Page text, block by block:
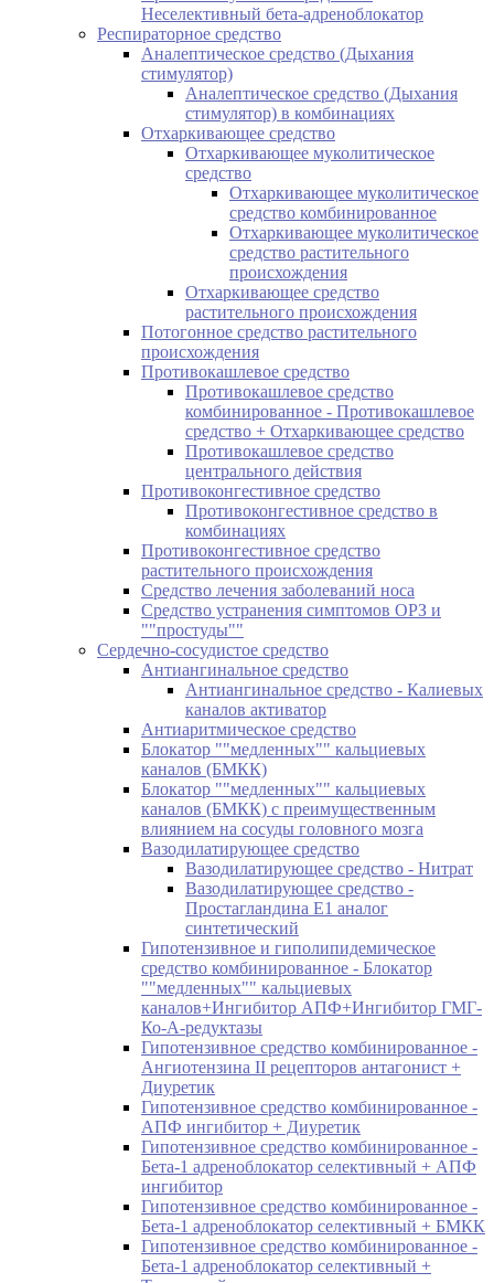
Неселективный бета-адреноблокатор
Респираторное средство
Аналептическое средство (Дыхания
стимулятор)
Аналептическое средство (Дыхания
стимулятор) в комбинациях
Отхаркивающее средство
Отхаркивающее муколитическое
средство
Отхаркивающее муколитическое
средство комбинированное
Отхаркивающее муколитическое
средство растительного
происхождения
Отхаркивающее средство
растительного происхождения
Потогонное средство растительного
происхождения
Противокашлевое средство
Противокашлевое средство
комбинированное - Противокашлевое
средство + Отхаркивающее средство
Противокашлевое средство
центрального действия
Противоконгестивное средство
Противоконгестивное средство в
комбинациях
Противоконгестивное средство
растительного происхождения
Средство лечения заболеваний носа
Средство устранения симптомов ОРЗ и
""простуды""
Сердечно-сосудистое средство
Антиангинальное средство
Антиангинальное средство - Калиевых
каналов активатор
Антиаритмическое средство
Блокатор ""медленных"" кальциевых
каналов (БМКК)
Блокатор ""медленных"" кальциевых
каналов (БМКК) с преимущественным
влиянием на сосуды головного мозга
Вазодилатирующее средство
Вазодилатирующее средство - Нитрат
Вазодилатирующее средство -
Простагландина Е1 аналог
синтетический
Гипотензивное и гиполипидемическое
средство комбинированное - Блокатор
""медленных"" кальциевых
каналов+Ингибитор АПФ+Ингибитор ГМГ-
Ко-А-редуктазы
Гипотензивное средство комбинированное -
Ангиотензина II рецепторов антагонист +
Диуретик
Гипотензивное средство комбинированное -
АПФ ингибитор + Диуретик
Гипотензивное средство комбинированное -
Бета-1 адреноблокатор селективный + АПФ
ингибитор
Гипотензивное средство комбинированное -
Бета-1 адреноблокатор селективный + БМКК
Гипотензивное средство комбинированное -
Бета-1 адреноблокатор селективный +